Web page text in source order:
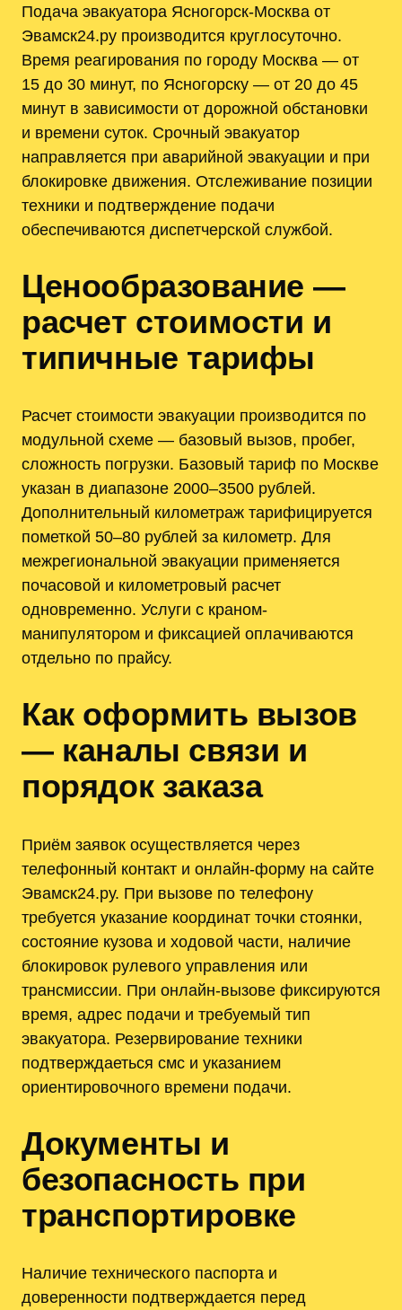
Подача эвакуатора Ясногорск-Москва от
Эвамск24.ру производится круглосуточно.
Время реагирования по городу Москва — от
15 до 30 минут, по Ясногорску — от 20 до 45
минут в зависимости от дорожной обстановки
и времени суток. Срочный эвакуатор
направляется при аварийной эвакуации и при
блокировке движения. Отслеживание позиции
техники и подтверждение подачи
обеспечиваются диспетчерской службой.
Ценообразование —
расчет стоимости и
типичные тарифы
Расчет стоимости эвакуации производится по
модульной схеме — базовый вызов, пробег,
сложность погрузки. Базовый тариф по Москве
указан в диапазоне 2000–3500 рублей.
Дополнительный километраж тарифицируется
пометкой 50–80 рублей за километр. Для
межрегиональной эвакуации применяется
почасовой и километровый расчет
одновременно. Услуги с краном-
манипулятором и фиксацией оплачиваются
отдельно по прайсу.
Как оформить вызов
— каналы связи и
порядок заказа
Приём заявок осуществляется через
телефонный контакт и онлайн-форму на сайте
Эвамск24.ру. При вызове по телефону
требуется указание координат точки стоянки,
состояние кузова и ходовой части, наличие
блокировок рулевого управления или
трансмиссии. При онлайн-вызове фиксируются
время, адрес подачи и требуемый тип
эвакуатора. Резервирование техники
подтверждаеться смс и указанием
ориентировочного времени подачи.
Документы и
безопасность при
транспортировке
Наличие технического паспорта и
доверенности подтверждается перед